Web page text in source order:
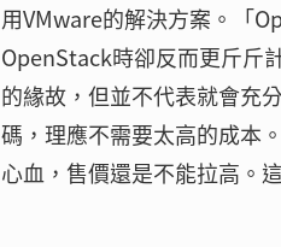
用VMware的解決方案。「
OpenStack時卻反而更斤斤
的緣故，但並不代表就會充
碼，理應不需要太高的成本
心血，售價還是不能拉高。